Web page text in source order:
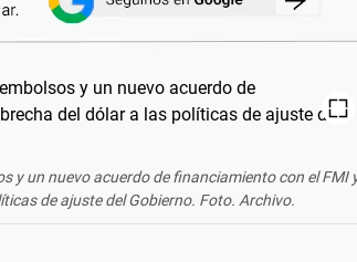
y un nuevo acuerdo de financiamiento con el FMI
de ajuste del Gobierno. Foto. Archivo.